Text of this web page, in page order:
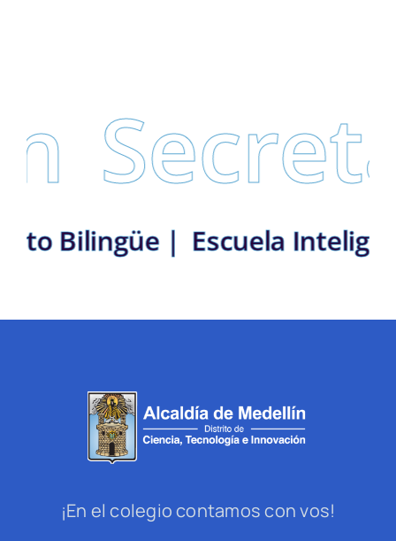
Escuela
Distrito Bilingüe |
¡En el colegio contamos con vos!